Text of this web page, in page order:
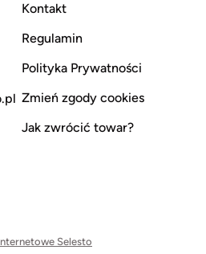
Kontakt
Regulamin
Polityka Prywatności
Zmień zgody cookies
Jak zwrócić towar?
Selesto